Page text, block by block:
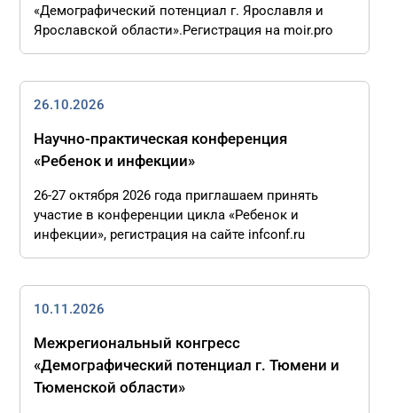
«Демографический потенциал г. Ярославля и
Ярославской области».Регистрация на moir.pro
26.10.2026
Научно-практическая конференция
«Ребенок и инфекции»
26-27 октября 2026 года приглашаем принять
участие в конференции цикла «Ребенок и
инфекции», регистрация на сайте infconf.ru
10.11.2026
Межрегиональный конгресс
«Демографический потенциал г. Тюмени и
Тюменской области»